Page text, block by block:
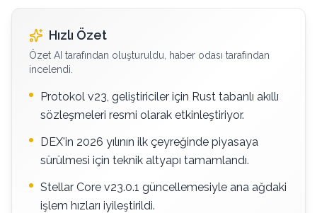
Hızlı Özet
Özet AI tarafından oluşturuldu, haber odası tarafından
incelendi.
Protokol v23, geliştiriciler için Rust tabanlı akıllı
sözleşmeleri resmi olarak etkinleştiriyor.
DEX'in 2026 yılının ilk çeyreğinde piyasaya
sürülmesi için teknik altyapı tamamlandı.
Stellar Core v23.0.1 güncellemesiyle ana ağdaki
işlem hızları iyileştirildi.